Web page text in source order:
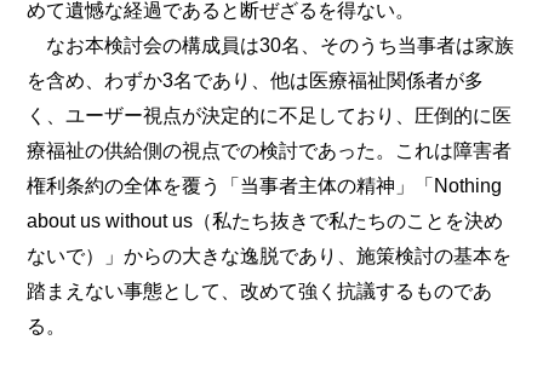
めて遺憾な経過であると断ぜざるを得ない。
なお本検討会の構成員は30名、そのうち当事者は家族
を含め、わずか3名であり、他は医療福祉関係者が多
く、ユーザー視点が決定的に不足しており、圧倒的に医
療福祉の供給側の視点での検討であった。これは障害者
権利条約の全体を覆う「当事者主体の精神」「Nothing
about us without us（私たち抜きで私たちのことを決め
ないで）」からの大きな逸脱であり、施策検討の基本を
踏まえない事態として、改めて強く抗議するものであ
る。